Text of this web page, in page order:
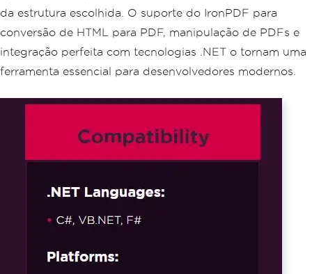
da estrutura escolhida. O suporte do IronPDF para
conversão de HTML para PDF, manipulação de PDFs e
integração perfeita com tecnologias .NET o tornam uma
ferramenta essencial para desenvolvedores modernos.